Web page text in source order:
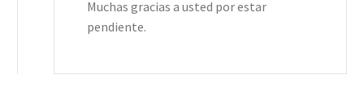
Muchas gracias a usted por estar
pendiente.